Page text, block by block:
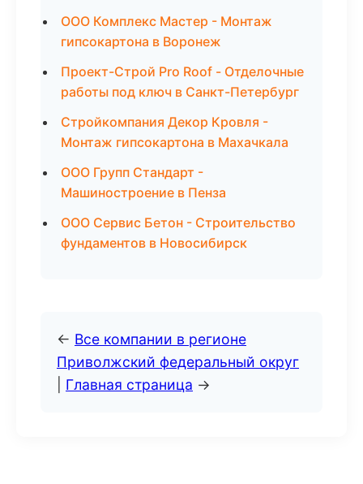
ООО Комплекс Мастер - Монтаж
гипсокартона в Воронеж
Проект-Строй Pro Roof - Отделочные
работы под ключ в Санкт-Петербург
Стройкомпания Декор Кровля -
Монтаж гипсокартона в Махачкала
ООО Групп Стандарт -
Машиностроение в Пенза
ООО Сервис Бетон - Строительство
фундаментов в Новосибирск
← Все компании в регионе
Приволжский федеральный округ
Главная страница →